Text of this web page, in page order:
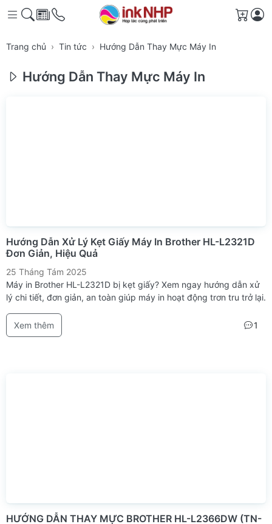
Giỏ
Trang chủ Tin tức Hướng Dẫn Thay Mực Máy In
Hướng Dẫn Thay Mực Máy In
Hướng Dẫn Xử Lý Kẹt Giấy Máy In Brother HL-L2321D
Đơn Giản, Hiệu Quả
25 Tháng Tám 2025
Máy in Brother HL-L2321D bị kẹt giấy? Xem ngay hướng dẫn xử
lý chi tiết, đơn giản, an toàn giúp máy in hoạt động trơn tru trở lại.
Xem thêm 1
HƯỚNG DẪN THAY MỰC BROTHER HL-L2366DW (TN-